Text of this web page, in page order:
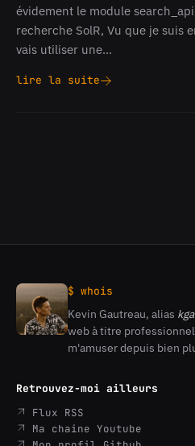
évidement le module
recherche SolR, Vu que je suis
vais utiliser une…
lire la suite
Docker
$ whois
Kevin
Gautreau
Kevin Gautreau, alias
web à titre
m'amuser depuis bien
Retrouvez-moi ailleurs
Flux RSS
Ma chaine Youtube